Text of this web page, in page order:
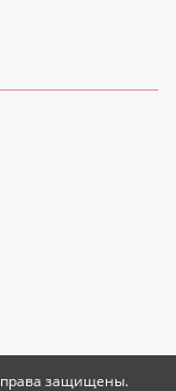
права защищены.